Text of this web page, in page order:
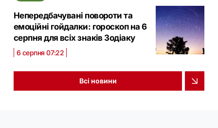
Непередбачувані повороти та
емоційні гойдалки: гороскоп на 6
серпня для всіх знаків Зодіаку
6 серпня 07:22
Всі новини